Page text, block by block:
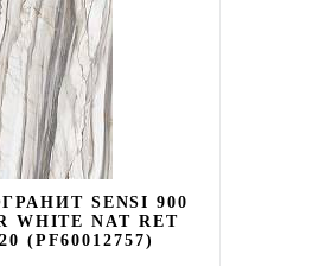
SENSI 900
WHITE NAT RET
(PF60012757)